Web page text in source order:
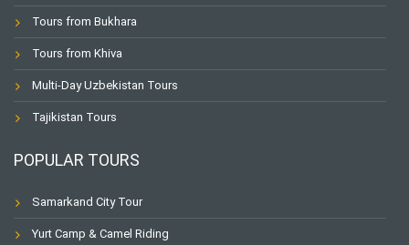
Tours from Bukhara
Tours from Khiva
Multi-Day Uzbekistan Tours
Tajikistan Tours
POPULAR TOURS
Samarkand City Tour
Yurt Camp & Camel Riding